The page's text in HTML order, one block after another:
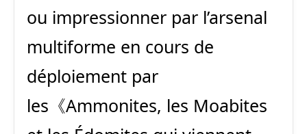
ou impressionner par l’arsenal
multiforme en cours de
déploiement par
les《Ammonites, les Moabites